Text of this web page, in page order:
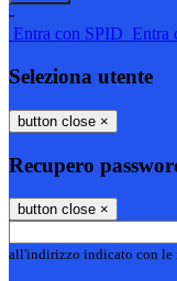
-
Entra con SPID Entra
Seleziona utente
button close ×
Recupero
button close ×
all'indirizzo indicato con le